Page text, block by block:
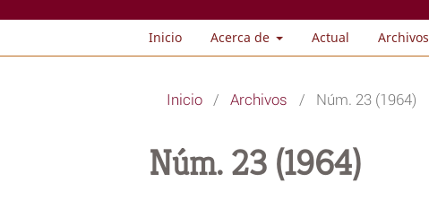
Inicio Acerca de Actual Archivos
Inicio / Archivos / Núm. 23 (1964)
Núm. 23 (1964)